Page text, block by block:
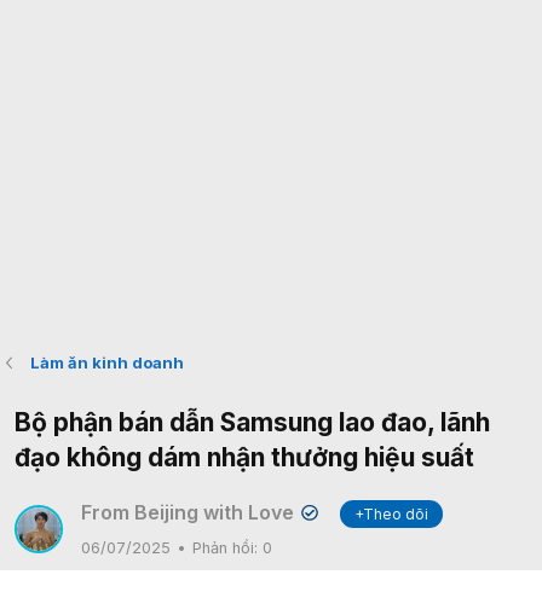
Làm ăn kinh doanh
Bộ phận bán dẫn Samsung lao đao, lãnh
đạo không dám nhận thưởng hiệu suất
From Beijing with Love ✔
+Theo dõi
06/07/2025
Phản hồi: 0